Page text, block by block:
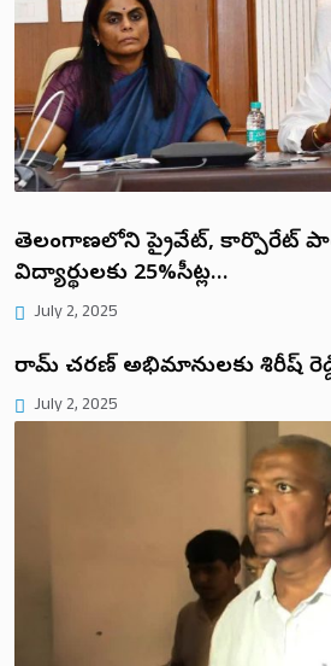
తెలంగాణలోని ప్రైవేట్, కార్పొరేట్
విద్యార్థులకు 25%సీట్ల…
July 2, 2025
రామ్ చరణ్ అభిమానులకు శిరీష్
July 2, 2025